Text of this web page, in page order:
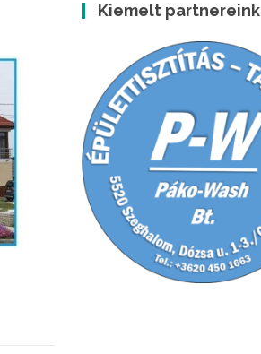
Kiemelt partnereink